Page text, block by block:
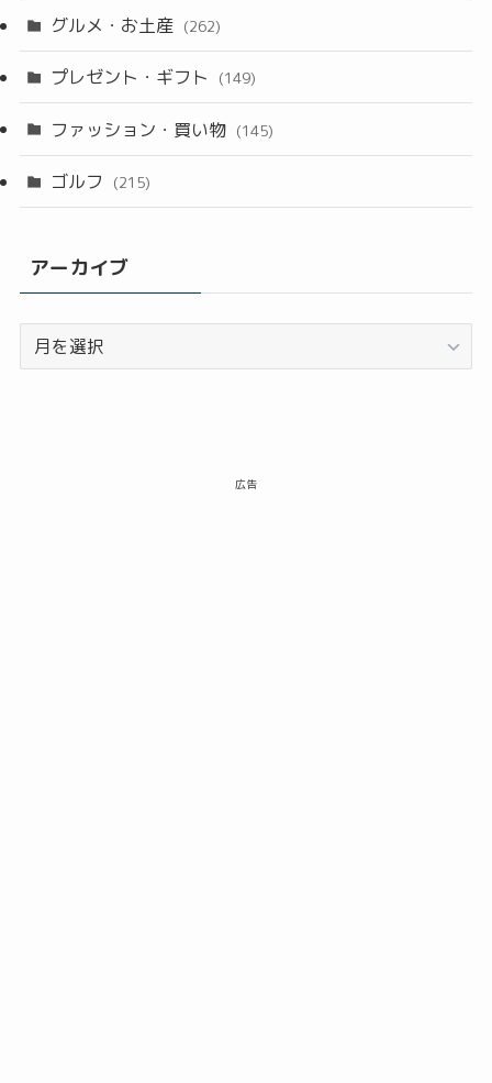
グルメ・お土産 (262)
プレゼント・ギフト (149)
ファッション・買い物 (145)
ゴルフ (215)
アーカイブ
ー
広告